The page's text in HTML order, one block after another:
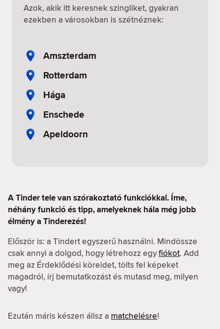
Azok, akik itt keresnek szingliket, gyakran
ezekben a városokban is szétnéznek:
Amszterdam
Rotterdam
Hága
Enschede
Apeldoorn
A Tinder tele van szórakoztató funkciókkal. Íme,
néhány funkció és tipp, amelyeknek hála még jobb
élmény a Tinderezés!
Először is: a Tindert egyszerű használni. Mindössze
csak annyi a dolgod, hogy létrehozz egyfiókot. Add
meg az Érdeklődési köreidet, tölts fel képeket
magadról, írj bemutatkozást és mutasd meg, milyen
vagy!
Ezután máris készen állsz a matchelésre!